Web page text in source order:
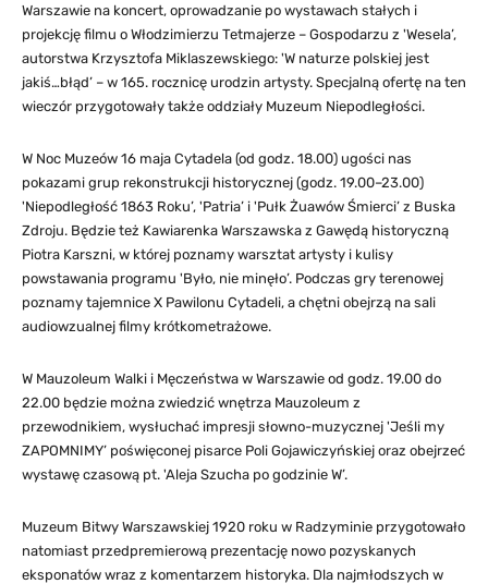
Warszawie na koncert, oprowadzanie po wystawach stałych i
projekcję filmu o Włodzimierzu Tetmajerze – Gospodarzu z 'Wesela’,
autorstwa Krzysztofa Miklaszewskiego: 'W naturze polskiej jest
jakiś…błąd’ – w 165. rocznicę urodzin artysty. Specjalną ofertę na ten
wieczór przygotowały także oddziały Muzeum Niepodległości.
W Noc Muzeów 16 maja Cytadela (od godz. 18.00) ugości nas
pokazami grup rekonstrukcji historycznej (godz. 19.00–23.00)
'Niepodległość 1863 Roku’, 'Patria’ i 'Pułk Żuawów Śmierci’ z Buska
Zdroju. Będzie też Kawiarenka Warszawska z Gawędą historyczną
Piotra Karszni, w której poznamy warsztat artysty i kulisy
powstawania programu 'Było, nie minęło’. Podczas gry terenowej
poznamy tajemnice X Pawilonu Cytadeli, a chętni obejrzą na sali
audiowzualnej filmy krótkometrażowe.
W Mauzoleum Walki i Męczeństwa w Warszawie od godz. 19.00 do
22.00 będzie można zwiedzić wnętrza Mauzoleum z
przewodnikiem, wysłuchać impresji słowno-muzycznej 'Jeśli my
ZAPOMNIMY’ poświęconej pisarce Poli Gojawiczyńskiej oraz obejrzeć
wystawę czasową pt. 'Aleja Szucha po godzinie W’.
Muzeum Bitwy Warszawskiej 1920 roku w Radzyminie przygotowało
natomiast przedpremierową prezentację nowo pozyskanych
eksponatów wraz z komentarzem historyka. Dla najmłodszych w